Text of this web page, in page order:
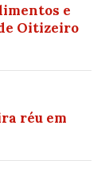
e
Oitizeiro
réu em